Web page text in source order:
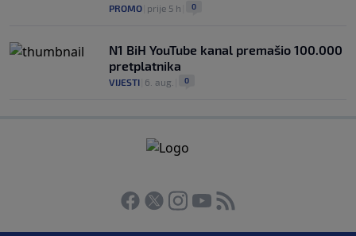
PROMO prije 5 h 0
N1 BiH YouTube kanal premašio 100.000
pretplatnika
VIJESTI 6. aug. 0